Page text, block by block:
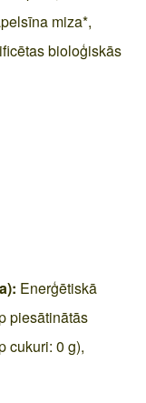
miza*,
bioloģiskās
Enerģētiskā
piesātinātās
cukuri: 0 g),